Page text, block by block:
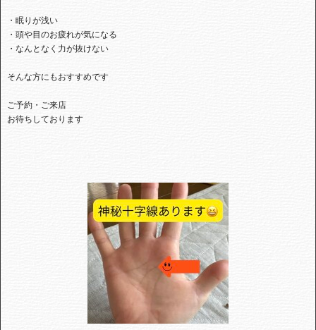
・眠りが浅い
・頭や目のお疲れが気になる
・なんとなく力が抜けない
そんな方にもおすすめです
ご予約・ご来店
お待ちしております